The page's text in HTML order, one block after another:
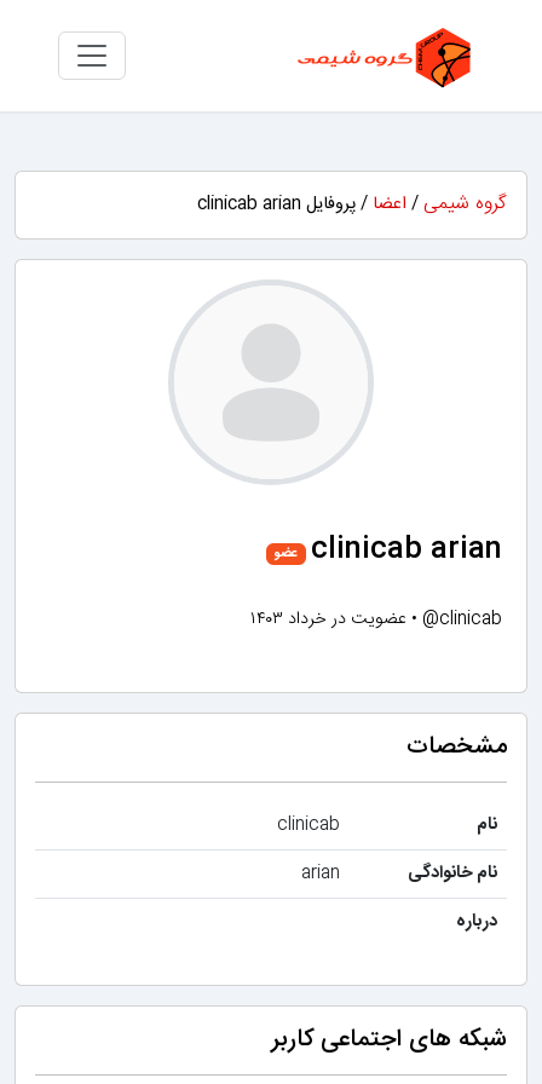
گروه شیمی / اعضا / پروفایل clinicab arian
clinicab arian عضو
@clinicab
• عضویت در خرداد ۱۴۰۳
مشخصات
نام
clinicab
نام خانوادگی
arian
درباره
شبکه های اجتماعی کاربر